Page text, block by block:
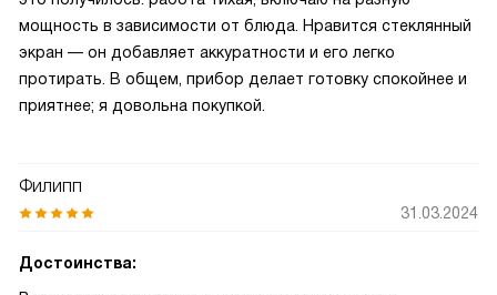
мощность в зависимости от блюда. Нравится стеклянный
экран — он добавляет аккуратности и его легко
протирать. В общем, прибор делает готовку спокойнее и
приятнее; я довольна покупкой.
Филипп
31.03.2024
Достоинства: